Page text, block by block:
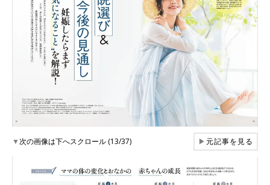
▼次の画像は下へスクロール (13/37) ▶元記事を見る